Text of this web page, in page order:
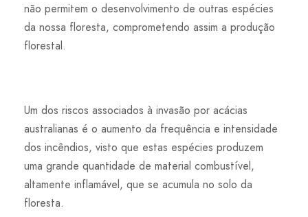
não permitem o desenvolvimento de outras espécies
da nossa floresta, comprometendo assim a produção
florestal.
Um dos riscos associados à invasão por acácias
australianas é o aumento da frequência e intensidade
dos incêndios, visto que estas espécies produzem
uma grande quantidade de material combustível,
altamente inflamável, que se acumula no solo da
floresta.